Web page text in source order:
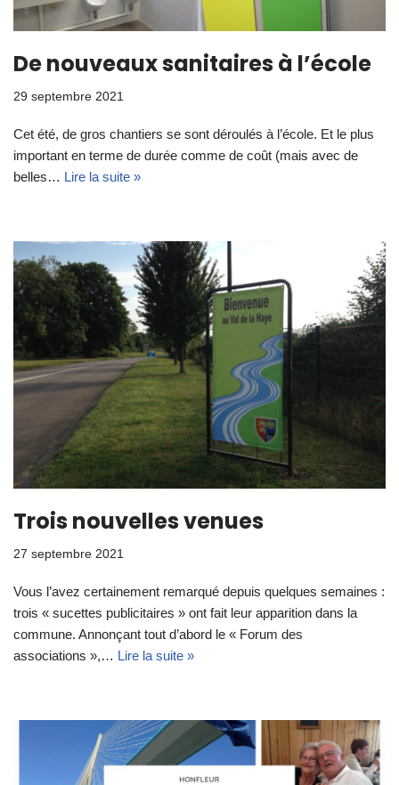
De nouveaux sanitaires à l’école
29 septembre 2021
Cet été, de gros chantiers se sont déroulés à l’école. Et le plus
important en terme de durée comme de coût (mais avec de
belles… Lire la suite »
Trois nouvelles venues
27 septembre 2021
Vous l’avez certainement remarqué depuis quelques semaines :
trois « sucettes publicitaires » ont fait leur apparition dans la
commune. Annonçant tout d’abord le « Forum des
associations »,… Lire la suite »